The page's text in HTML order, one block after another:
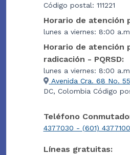
Código postal: 111221
Horario de atención
lunes a viernes: 8:00
Horario de atención
radicación - PQRSD:
lunes a viernes: 8:00
Avenida Cra. 68 No.
DC, Colombia Código
Teléfono
4377030 - (601) 4377100
Líneas gratuitas: